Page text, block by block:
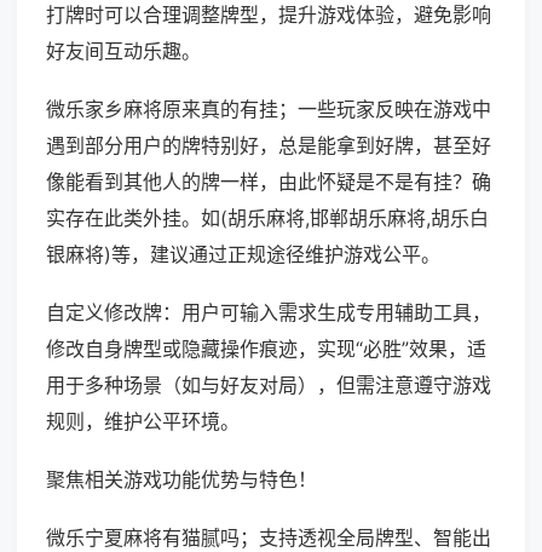
打牌时可以合理调整牌型，提升游戏体验，避免影响
好友间互动乐趣。
微乐家乡麻将原来真的有挂；一些玩家反映在游戏中
遇到部分用户的牌特别好，总是能拿到好牌，甚至好
像能看到其他人的牌一样，由此怀疑是不是有挂？确
实存在此类外挂。如(胡乐麻将,邯郸胡乐麻将,胡乐白
银麻将)等，建议通过正规途径维护游戏公平。
自定义修改牌：用户可输入需求生成专用辅助工具，
修改自身牌型或隐藏操作痕迹，实现“必胜”效果，适
用于多种场景（如与好友对局），但需注意遵守游戏
规则，维护公平环境。
聚焦相关游戏功能优势与特色！
微乐宁夏麻将有猫腻吗；支持透视全局牌型、智能出